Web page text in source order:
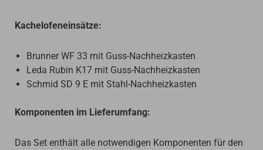
Kachelofeneinsätze:
Brunner WF 33 mit Guss-Nachheizkasten
Leda Rubin K17 mit Guss-Nachheizkasten
Schmid SD 9 E mit Stahl-Nachheizkasten
Komponenten im Lieferumfang:
Das Set enthält alle notwendigen Komponenten für den